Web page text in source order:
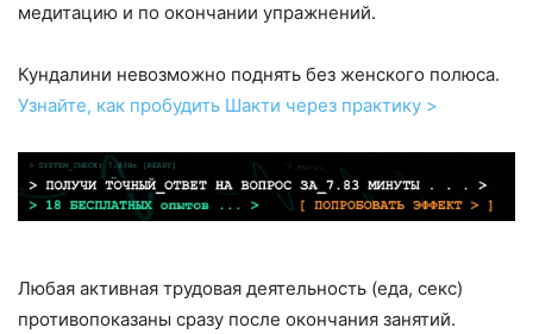
медитацию и по окончании упражнений.
Кундалини невозможно поднять без женского полюса.
Узнайте, как пробудить Шакти через практику >
Любая активная трудовая деятельность (еда, секс)
противопоказаны сразу после окончания занятий.